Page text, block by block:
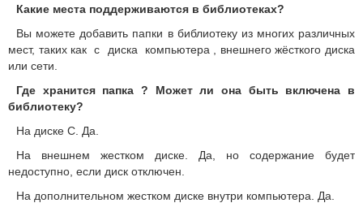
Какие места поддерживаются в библиотеках?
Вы можете добавить папки в библиотеку из многих различных
мест, таких как с диска компьютера , внешнего жёсткого диска
или сети.
Где хранитсяпапка ? Может ли она быть включена в
библиотеку?
На диске C. Да.
На внешнем жестком диске. Да, но содержание будет
недоступно, если диск отключен.
На дополнительном жестком диске внутри компьютера. Да.